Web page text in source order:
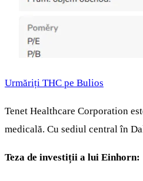
Urmăriți THC pe Bulios
Tenet Healthcare Corporation
medicală. Cu sediul central în
Teza de investiții a lui Einhorn: